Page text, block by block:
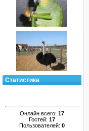
Статистика
Онлайн всего: 17
Гостей: 17
Пользователей: 0